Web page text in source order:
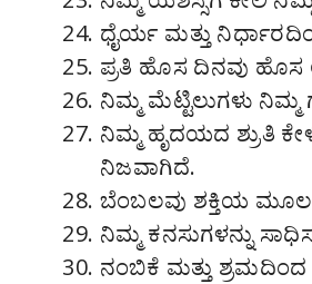
ಧೈರ್ಯ ಮತ್ತು
ಪ್ರತಿ ಹೊಸ ದಿನವು ಹೊಸ
ನಿಮ್ಮ ಮೆಟ್ಟಿಲುಗಳು
ನಿಮ್ಮ ಹೃದಯದ ಶ್ರುತಿ
ನಿಜವಾಗಿದೆ.
ಬೆಂಬಲವು ಶಕ್ತಿಯ
ನಿಮ್ಮ ಕನಸುಗಳನ್ನು
ನಂಬಿಕೆ ಮತ್ತು ಶ್ರಮದಿಂದ